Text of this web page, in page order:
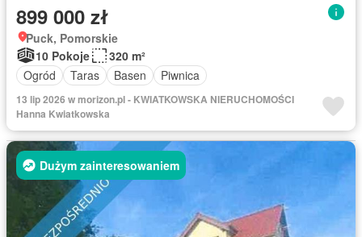
899 000 zł
Puck, Pomorskie
10 Pokoje
320 m²
Ogród
Taras Basen Piwnica
13 lip 2026 w morizon.pl - KWIATKOWSKA NIERUCHOMOŚCI
Hanna Kwiatkowska
Dużym zainteresowaniem